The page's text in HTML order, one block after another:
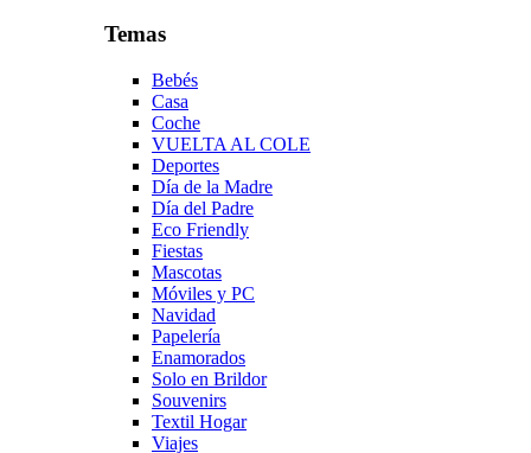
Temas
Bebés
Casa
Coche
VUELTA AL COLE
Deportes
Día de la Madre
Día del Padre
Eco Friendly
Fiestas
Mascotas
Móviles y PC
Navidad
Papelería
Enamorados
Solo en Brildor
Souvenirs
Textil Hogar
Viajes